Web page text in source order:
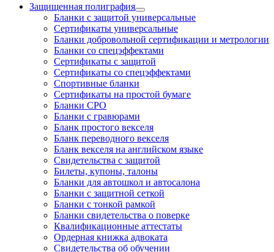
Защищенная полиграфия
Бланки с защитой универсальные
Сертификаты универсальные
Бланки добровольной сертификации и метрологии
Бланки со спецэффектами
Сертификаты с защитой
Сертификаты со спецэффектами
Спортивные бланки
Cертификаты на простой бумаге
Бланки СРО
Бланки с гравюрами
Бланк простого векселя
Бланк переводного векселя
Бланк векселя на английском языке
Свидетельства с защитой
Билеты, купоны, талоны
Бланки для автошкол и автосалона
Бланки с защитной сеткой
Бланки с тонкой рамкой
Бланки свидетельства о поверке
Квалификационные аттестаты
Ордерная книжка адвоката
Свидетельства об обучении